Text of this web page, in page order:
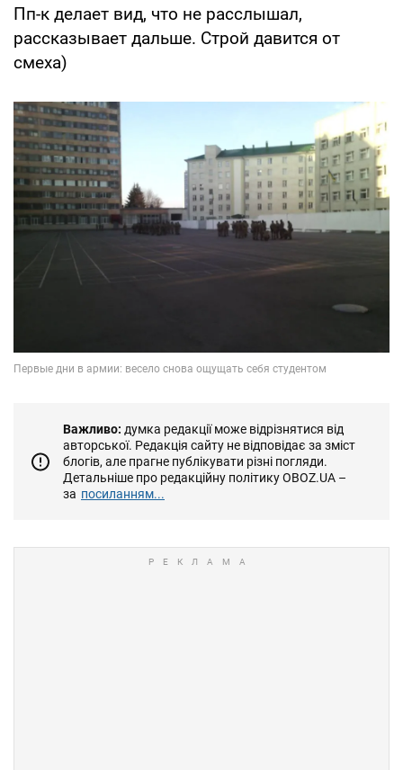
Пп-к делает вид, что не расслышал,
рассказывает дальше. Строй давится от
смеха)
Важливо: думка редакції може відрізнятися від
авторської. Редакція сайту не відповідає за зміст
блогів, але прагне публікувати різні погляди.
Детальніше про редакційну політику OBOZ.UA –
за посиланням...